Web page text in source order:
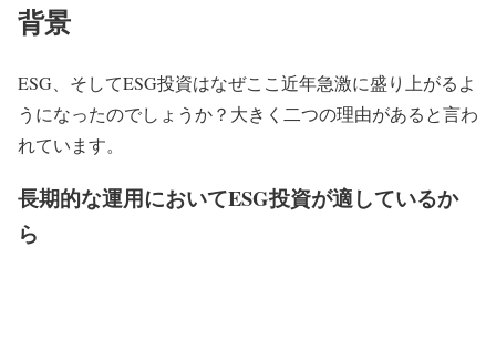
背景
ESG、そしてESG投資はなぜここ近年急激に盛り上がるよ
うになったのでしょうか？大きく二つの理由があると言わ
れています。
長期的な運用においてESG投資が適しているか
ら